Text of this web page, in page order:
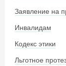
Заявление на
Инвалидам
Кодекс этики
Льготное